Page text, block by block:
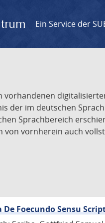
Ein Service der
der im deutschen
Sprachbereich
vornherein auch
Foecundo Sensu